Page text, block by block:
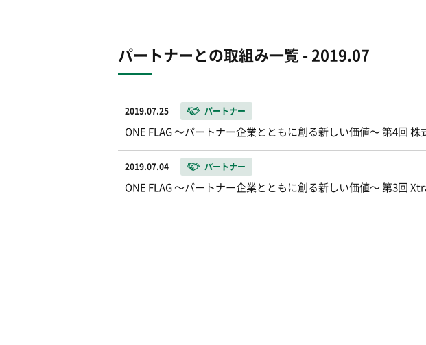
パートナーとの取組み一覧 - 2019.07
2019.07.25 パートナー
ONE FLAG 〜パートナー企業とともに創る新しい価値〜 第4回
2019.07.04 パートナー
ONE FLAG 〜パートナー企業とともに創る新しい価値〜 第3回